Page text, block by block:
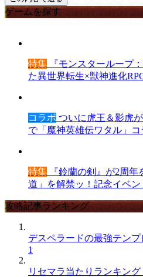
ゲームを探す
特集 『モンスターループ
た異世界転生×獣神進化
コラボ ついに虎王＆影虎
で「魔神英雄伝ワタル」コ
特集 『鈴蘭の剣』が2周
道」を解禁ッ！記念イベン
攻略記事ランキング
デスペラードの最強テンプ
1
リセマラ当たりランキン